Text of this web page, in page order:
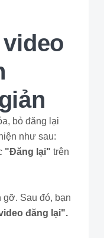
bỏ đăng lại
như sau:
"Đăng lại" trên
gỡ. Sau đó, bạn
đăng lại".